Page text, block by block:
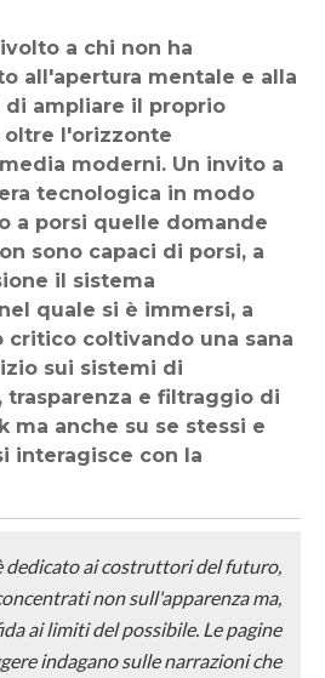
all'apertura mentale e alla
di ampliare il proprio
oltre l'orizzonte
moderni. Un invito a
tecnologica in modo
a porsi quelle domande
sono capaci di porsi, a
il sistema
quale si è immersi, a
critico coltivando una sana
sui sistemi di
trasparenza e filtraggio di
ma anche su se stessi e
interagisce con la
dedicato ai costruttori del futuro,
non sull'apparenza ma,
ai limiti del possibile. Le pagine
indagano sulle narrazioni che